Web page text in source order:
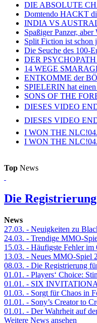
DIE ABSOLUTE
Domtendo HACKT
INDIA VS
Spaßiger Panzer,
Split Fiction ist schon
Die Seuche des 100-
DER
14 WEGE
ENTKOMME der
SPIELERIN hat
SONS OF THE
DIESES VIDEO
DIESES VIDEO
I WON THE NLC!
I WON THE NLC!
Top News
Die
News
27.03. - Neuigkeiten zu
24.03. - Trendige MMO-
15.03. - Häufigste Fehler im
13.03. - Neues MMO-Spiel
08.03. - Die Registrierung
01.01. - Players‘ Choice:
01.01. - SIX
01.03. - Sorgt für Chaos in
01.01. - Sony’s Creator to
01.01. - Der Wahrheit auf
Weitere News ansehen